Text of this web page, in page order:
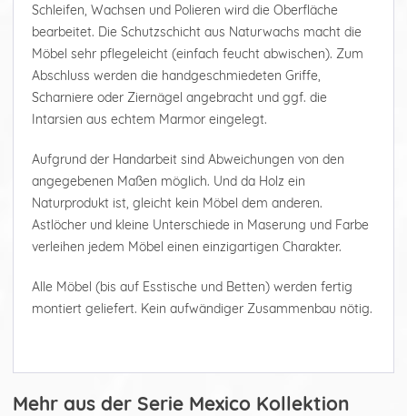
Schleifen, Wachsen und Polieren wird die Oberfläche
bearbeitet. Die Schutzschicht aus Naturwachs macht die
Möbel sehr pflegeleicht (einfach feucht abwischen). Zum
Abschluss werden die handgeschmiedeten Griffe,
Scharniere oder Ziernägel angebracht und ggf. die
Intarsien aus echtem Marmor eingelegt.
Aufgrund der Handarbeit sind Abweichungen von den
angegebenen Maßen möglich. Und da Holz ein
Naturprodukt ist, gleicht kein Möbel dem anderen.
Astlöcher und kleine Unterschiede in Maserung und Farbe
verleihen jedem Möbel einen einzigartigen Charakter.
Alle Möbel (bis auf Esstische und Betten) werden fertig
montiert geliefert. Kein aufwändiger Zusammenbau nötig.
Mehr aus der Serie Mexico Kollektion